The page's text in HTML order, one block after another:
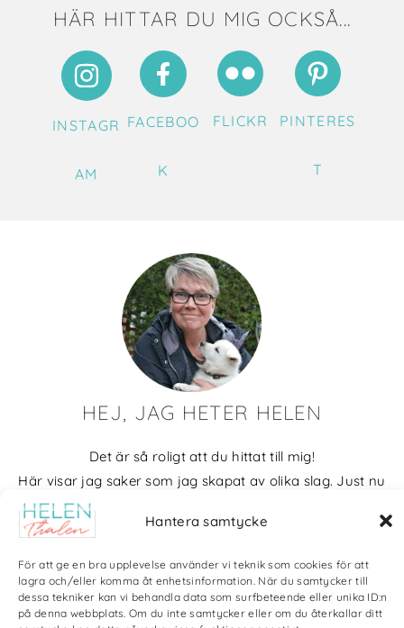
Hantera samtycke
För att ge en bra upplevelse använder vi teknik som cookies för att
lagra och/eller komma åt enhetsinformation. När du samtycker till
dessa tekniker kan vi behandla data som surfbeteende eller unika ID:n
på denna webbplats. Om du inte samtycker eller om du återkallar ditt
HÄR HITTAR DU MIG OCKSÅ...
INSTAGR
AM
FACEBOO
K
FLICKR PINTERES
T
HEJ, JAG HETER HELEN
Det är så roligt att du hittat till mig!
Här visar jag saker som jag skapat av olika slag. Just nu
blir det mycket fotografier och många bilder visar min
kärlek till naturen och min vackra hund. Men också lite
Bloggarkiv